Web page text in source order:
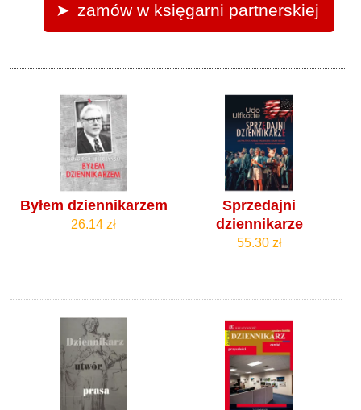
zamów w księgarni partnerskiej
Byłem dziennikarzem
26.14 zł
Sprzedajni
dziennikarze
55.30 zł